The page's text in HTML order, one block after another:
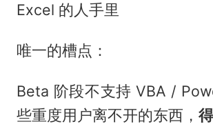
Excel 的人手里
唯一的槽点：
Beta 阶段不支持 VBA /
些重度用户离不开的东西，